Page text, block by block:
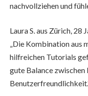
nachvollziehen und
Laura S. aus Zürich, 28
„Die Kombination aus
hilfreichen Tutorials
gute Balance zwischen